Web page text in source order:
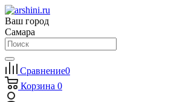
Ваш город
Самара
Сравнение0
Корзина 0